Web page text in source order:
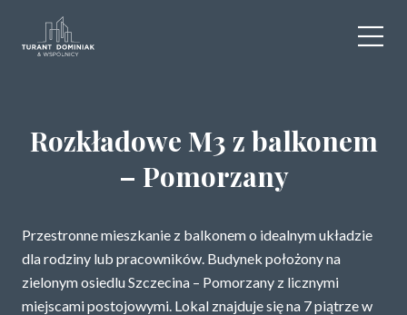
SPRZEDAŻ
DLA DEWELOPERÓW
USŁUGI DODATKOWE
Rozkładowe M3 z balkonem
– Pomorzany
Przestronne mieszkanie z balkonem o idealnym układzie
dla rodziny lub pracowników. Budynek położony na
zielonym osiedlu Szczecina – Pomorzany z licznymi
miejscami postojowymi. Lokal znajduje się na 7 piątrze w